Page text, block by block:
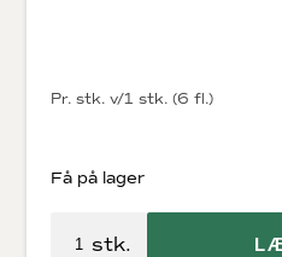
Pr. stk. v/1 stk. (6 fl.)
Få på lager
stk.